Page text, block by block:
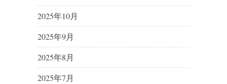
2025年10月
2025年9月
2025年8月
2025年7月